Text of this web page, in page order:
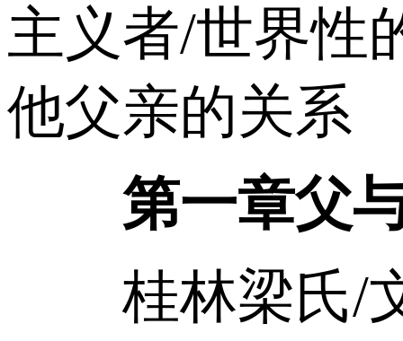
主义者/世界性
他父亲的关系
第一章父
桂林梁氏/文